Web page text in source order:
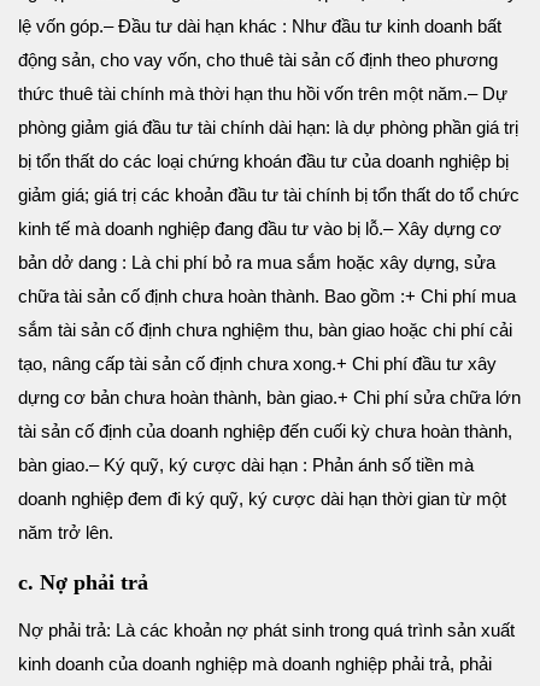
lệ vốn góp.– Đầu tư dài hạn khác : Như đầu tư kinh doanh bất
động sản, cho vay vốn, cho thuê tài sản cố định theo phương
thức thuê tài chính mà thời hạn thu hồi vốn trên một năm.– Dự
phòng giảm giá đầu tư tài chính dài hạn: là dự phòng phần giá trị
bị tổn thất do các loại chứng khoán đầu tư của doanh nghiệp bị
giảm giá; giá trị các khoản đầu tư tài chính bị tổn thất do tổ chức
kinh tế mà doanh nghiệp đang đầu tư vào bị lỗ.– Xây dựng cơ
bản dở dang : Là chi phí bỏ ra mua sắm hoặc xây dựng, sửa
chữa tài sản cố định chưa hoàn thành. Bao gồm :+ Chi phí mua
sắm tài sản cố định chưa nghiệm thu, bàn giao hoặc chi phí cải
tạo, nâng cấp tài sản cố định chưa xong.+ Chi phí đầu tư xây
dựng cơ bản chưa hoàn thành, bàn giao.+ Chi phí sửa chữa lớn
tài sản cố định của doanh nghiệp đến cuối kỳ chưa hoàn thành,
bàn giao.– Ký quỹ, ký cược dài hạn : Phản ánh số tiền mà
doanh nghiệp đem đi ký quỹ, ký cược dài hạn thời gian từ một
năm trở lên.
c. Nợ phải trả
Nợ phải trả: Là các khoản nợ phát sinh trong quá trình sản xuất
kinh doanh của doanh nghiệp mà doanh nghiệp phải trả, phải